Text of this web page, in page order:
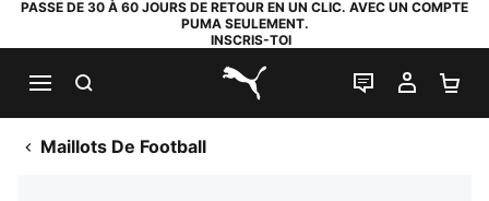
PASSE DE 30 À 60 JOURS DE RETOUR EN UN CLIC. AVEC UN COMPTE
PUMA SEULEMENT.
INSCRIS-TOI
PUMA.com
LIVE CHAT
MON
Maillots De Football